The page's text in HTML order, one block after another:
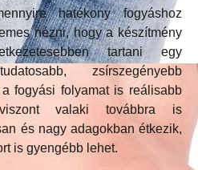
hatékony fogyáshoz
nézni, hogy a készítmény
tartani egy
zsírszegényebb
fogyási folyamat is reálisabb
valaki továbbra is
és nagy adagokban étkezik,
is gyengébb lehet.